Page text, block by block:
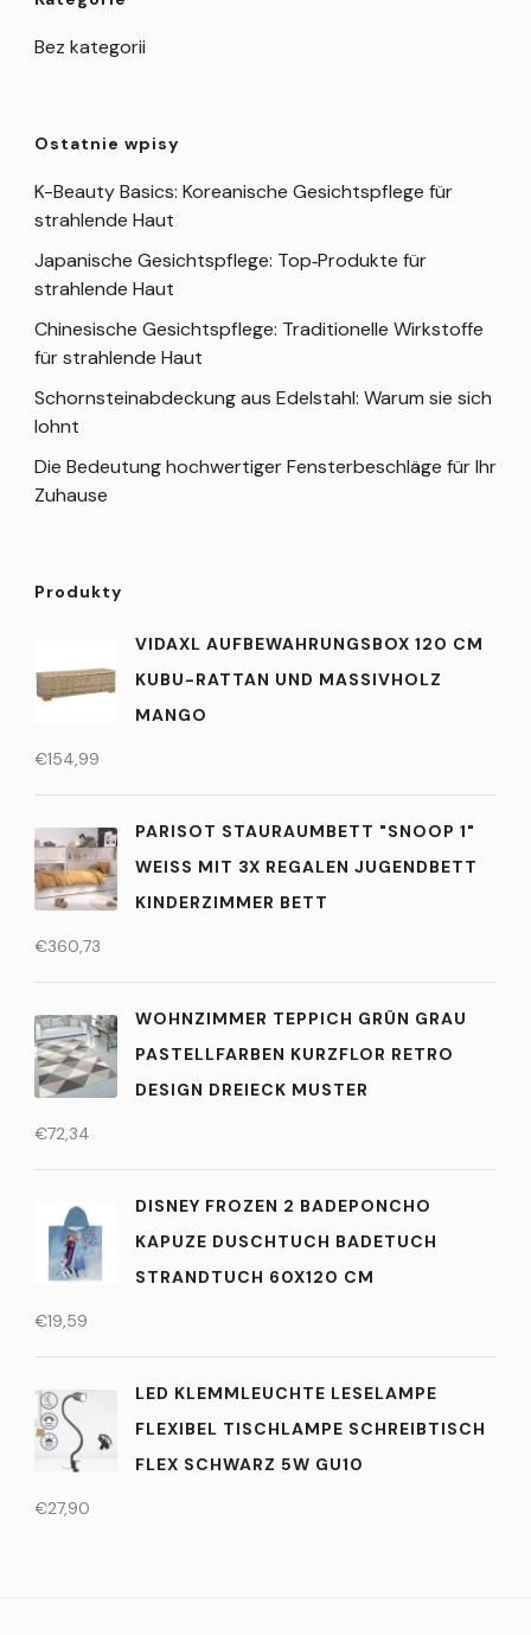
Bez kategorii
Ostatnie wpisy
K-Beauty Basics: Koreanische Gesichtspflege für
strahlende Haut
Japanische Gesichtspflege: Top‑Produkte für
strahlende Haut
Chinesische Gesichtspflege: Traditionelle Wirkstoffe
für strahlende Haut
Schornsteinabdeckung aus Edelstahl: Warum sie sich
lohnt
Die Bedeutung hochwertiger Fensterbeschläge für Ihr
Zuhause
Produkty
VIDAXL AUFBEWAHRUNGSBOX 120 CM
KUBU-RATTAN UND MASSIVHOLZ
MANGO
€154,99
PARISOT STAURAUMBETT "SNOOP 1"
WEISS MIT 3X REGALEN JUGENDBETT K
INDERZIMMER BETT
€360,73
WOHNZIMMER TEPPICH GRÜN GRAU
PASTELLFARBEN KURZFLOR RETRO
DESIGN DREIECK MUSTER
€72,34
DISNEY FROZEN 2 BADEPONCHO
KAPUZE DUSCHTUCH BADETUCH
STRANDTUCH 60X120 CM
€19,59
LED KLEMMLEUCHTE LESELAMPE
FLEXIBEL TISCHLAMPE SCHREIBTISCH
FLEX SCHWARZ 5W GU10
€27,90